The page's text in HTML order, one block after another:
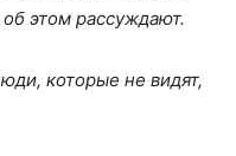
этом рассуждают.
которые не видят,